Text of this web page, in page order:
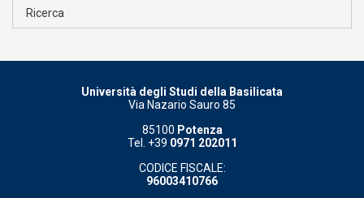
Ricerca
Università degli Studi della Basilicata
Via Nazario Sauro 85
85100 Potenza
Tel. +39 0971 202011
CODICE FISCALE:
96003410766